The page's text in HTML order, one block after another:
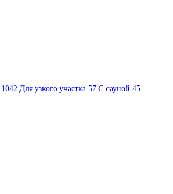
1042 Для узкого участка 57 С сауной 45